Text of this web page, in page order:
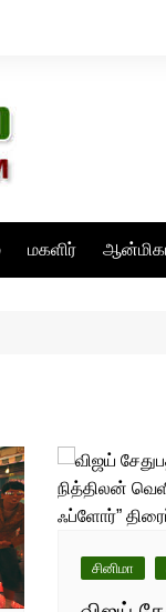
மகளிர்
சினிமா